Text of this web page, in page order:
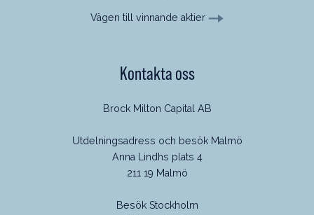
Vägen till vinnande aktier
Kontakta oss
Brock Milton Capital AB
Utdelningsadress och besök Malmö
Anna Lindhs plats 4
211 19 Malmö
Besök Stockholm